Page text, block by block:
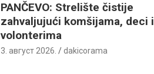
PANČEVO: Strelište čistije
zahvaljujući komšijama, deci i
volonterima
3. август 2026. dakicorama